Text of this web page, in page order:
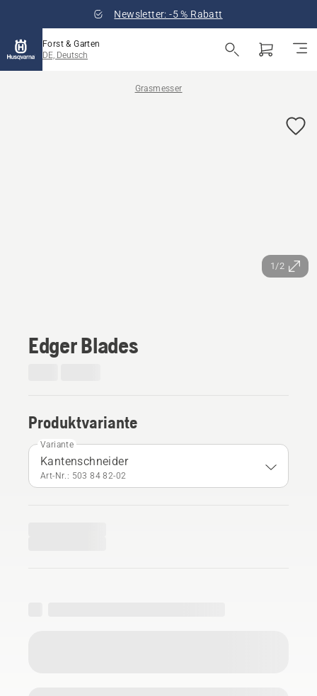
Newsletter: -5 % Rabatt
Forst & Garten
DE, Deutsch
Grasmesser
1/2
Edger Blades
Produktvariante
Variante
Kantenschneider
Art-Nr.: 503 84 82‑02